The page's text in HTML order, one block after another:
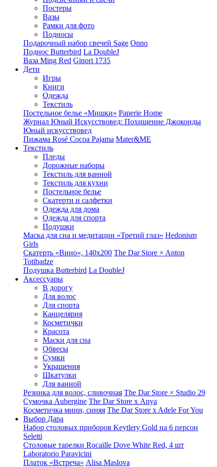
Постеры
Вазы
Рамки для фото
Подносы
Подарочный набор свечей Sage Onno
Поднос Butterbird La DoubleJ
Ваза Ming Red Ginori 1735
Дети
Игры
Книги
Одежда
Текстиль
Постельное белье «Мишки» Paperie Home
Журнал Юный Искусствовед: Похищение Джоконды
Юный искусствовед
Пижама Rosé Cocoa Pajama Mater&ME
Текстиль
Пледы
Дорожные наборы
Текстиль для ванной
Текстиль для кухни
Постельное белье
Скатерти и салфетки
Одежда для дома
Одежда для спорта
Подушки
Маска для сна и медитации «Третий глаз» Hedonism
Girls
Скатерть «Вино», 140х200 The Dar Store × Anton
Totibadze
Подушка Butterbird La DoubleJ
Аксессуары
В дорогу
Для волос
Для спорта
Канцелярия
Косметички
Красота
Маски для сна
Обвесы
Сумки
Украшения
Шкатулки
Для ванной
Резинка для волос, сливочная The Dar Store × Studio 29
Сумочка Aubergine The Dar Store x Anya
Косметичка мини, синяя The Dar Store x Adele For You
Выбор Дара
Набор столовых приборов Keytlery Gold на 6 персон
Seletti
Столовые тарелки Rocaille Dove White Red, 4 шт
Laboratorio Paravicini
Платок «Встреча» Alisa Maslova